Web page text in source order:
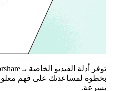
بخطوة لمساعدتك على فهم
بسرعة.